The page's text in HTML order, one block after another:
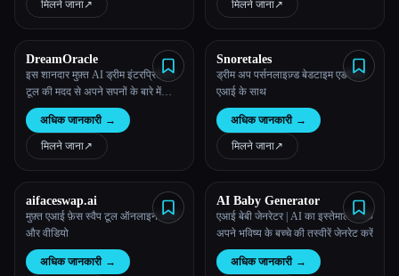
मिलने जाना↗︎ मिलने जाना↗︎
DreamOracle
इस शानदार मुफ़्त AI ड्रीम इंटरप्रिटेशन
टूल की मदद से अपने सपनों के बारे में
जानें।
अधिक जानकारी →
मिलने जाना↗︎
Snoretales
ड्रीम अप पर्सनलाइज़्ड बेडटाइम एडवेंचर्स
एआई के साथ
अधिक जानकारी →
मिलने जाना↗︎
aifaceswap.ai
मुफ़्त एआई फ़ेस स्वैप टूल ऑनलाइन फ़ोटो
और वीडियो
अधिक जानकारी →
AI Baby Generator
एआई बेबी जेनरेटर | AI का इस्तेमाल करके
अपने भविष्य के बच्चे की तस्वीरें जेनरेट करें
अधिक जानकारी →